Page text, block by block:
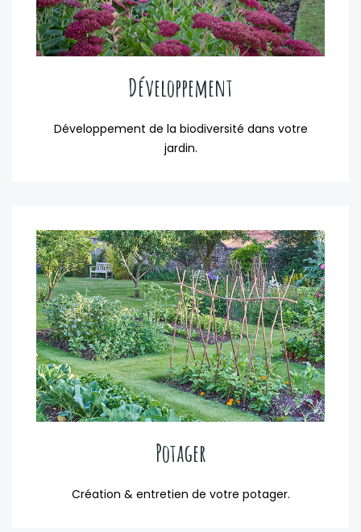
Développement
Développement de la biodiversité dans votre
jardin.
Potager
Création & entretien de votre potager.